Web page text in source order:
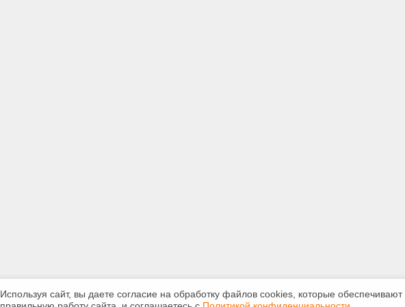
Используя сайт, вы даете согласие на обработку файлов сооkiеs, которые обеспечивают